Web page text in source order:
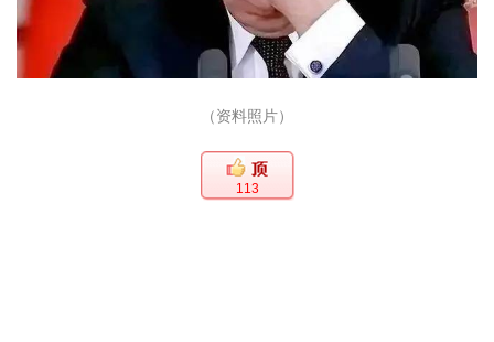
（资料照片）
113